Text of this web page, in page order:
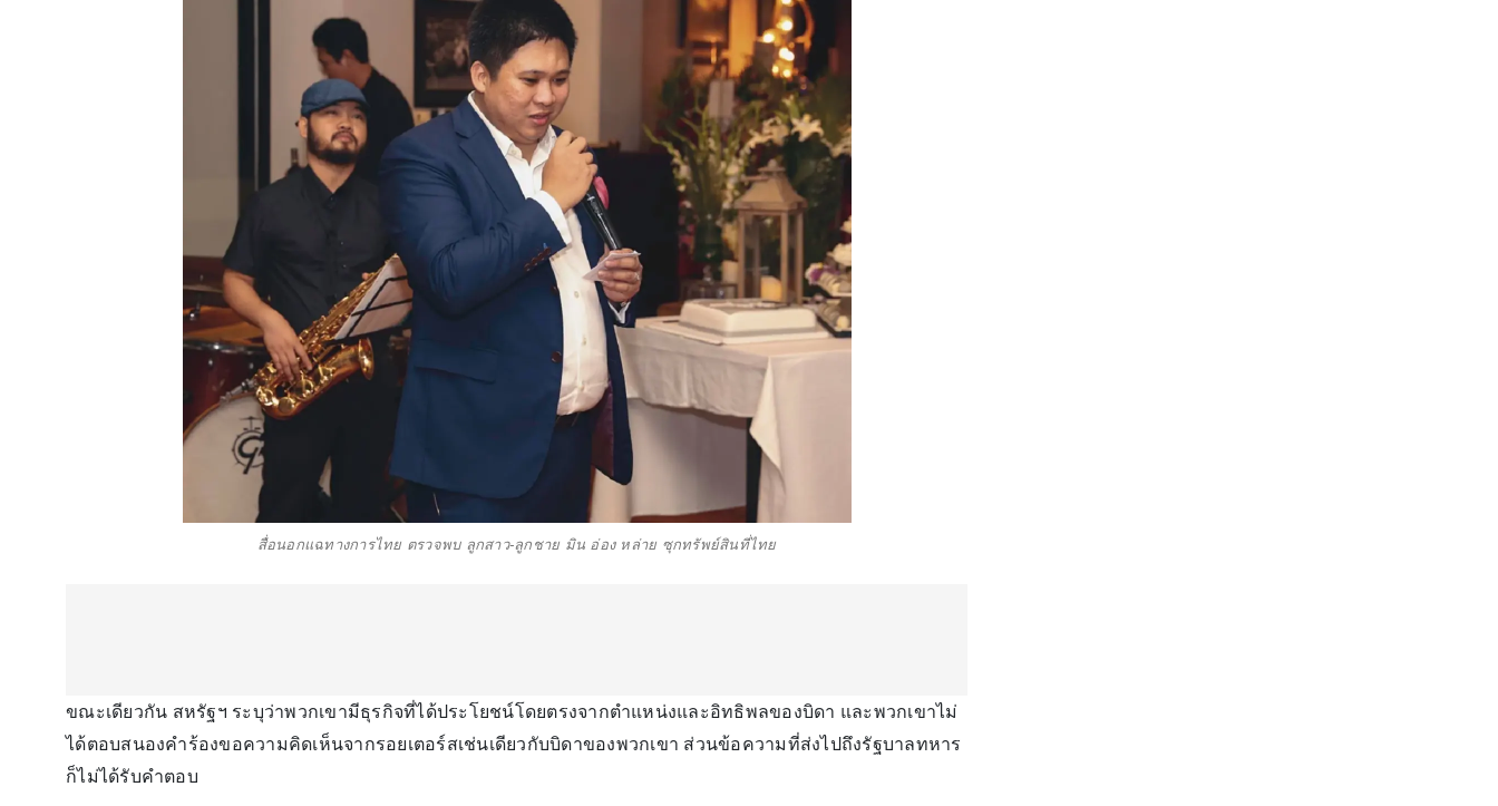
สื่อนอกแฉทางการไทย ตรวจพบ ลูกสาว-ลูกชาย มิน อ่อง หล่าย ซุกทรัพย์สินที่ไทย
ขณะเดียวกัน สหรัฐฯ ระบุว่าพวกเขามีธุรกิจที่ได้ประโยชน์โดยตรงจากตำแหน่งและอิทธิพลของบิดา และพวกเขาไม่
ได้ตอบสนองคำร้องขอความคิดเห็นจากรอยเตอร์สเช่นเดียวกับบิดาของพวกเขา ส่วนข้อความที่ส่งไปถึงรัฐบาลทหาร
ก็ไม่ได้รับคำตอบ